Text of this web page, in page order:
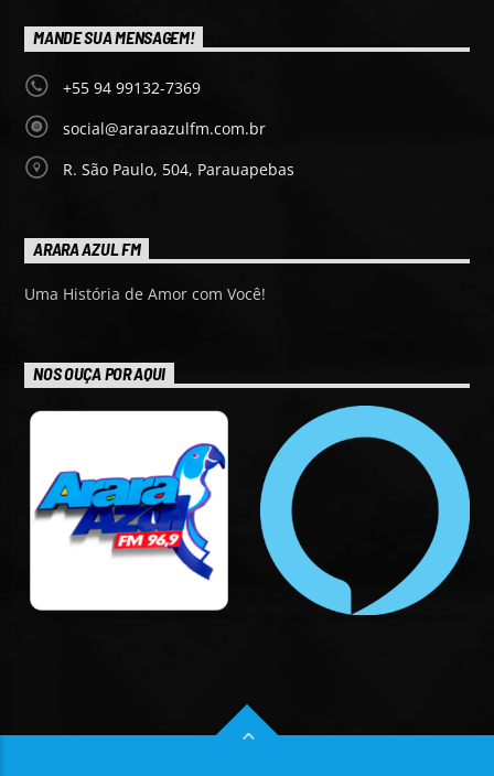
MANDE SUA MENSAGEM!
+55 94 99132-7369
social@araraazulfm.com.br
R. São Paulo, 504, Parauapebas
ARARA AZUL FM
Uma História de Amor com Você!
NOS OUÇA POR AQUI